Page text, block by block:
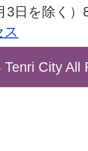
3日を除く
City All